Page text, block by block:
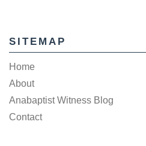
SITEMAP
Home
About
Anabaptist Witness Blog
Contact